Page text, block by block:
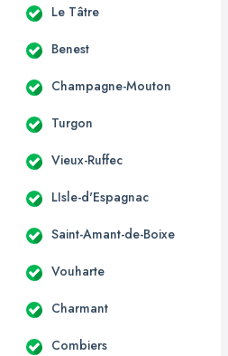
Le Tâtre
Benest
Champagne-Mouton
Turgon
Vieux-Ruffec
LIsle-d'Espagnac
Saint-Amant-de-Boixe
Vouharte
Charmant
Combiers